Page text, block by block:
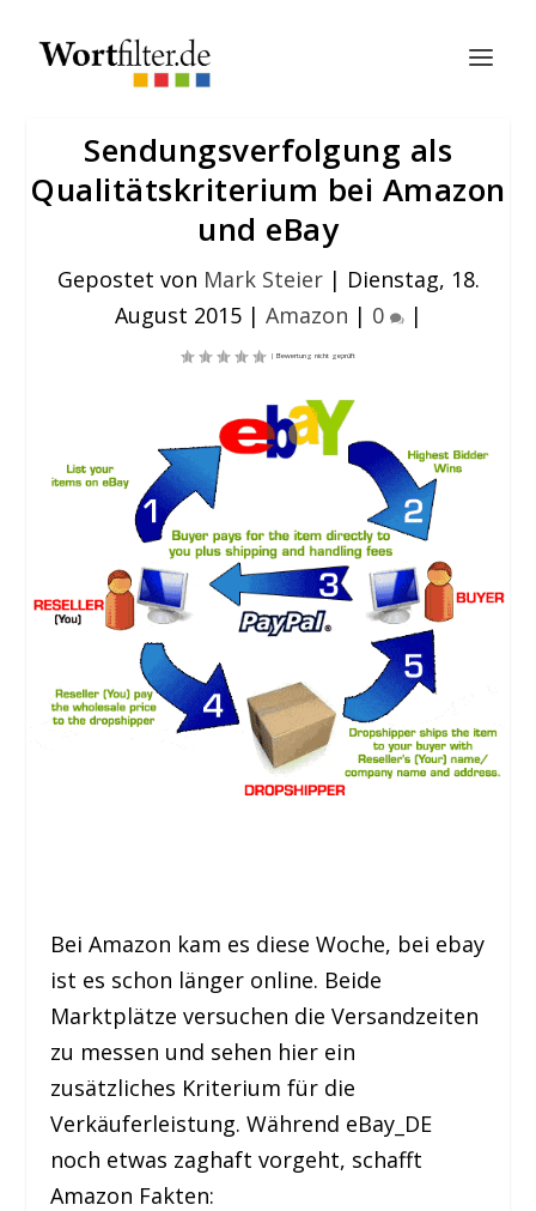
Sendungsverfolgung als
Qualitätskriterium bei Amazon
und eBay
Gepostet von Mark Steier| Dienstag, 18.
August 2015| Amazon | 0 |
Bei Amazon kam es diese Woche, bei ebay
ist es schon länger online. Beide
Marktplätze versuchen die Versandzeiten
zu messen und sehen hier ein
zusätzliches Kriterium für die
Verkäuferleistung. Während eBay_DE
noch etwas zaghaft vorgeht, schafft
Amazon Fakten: